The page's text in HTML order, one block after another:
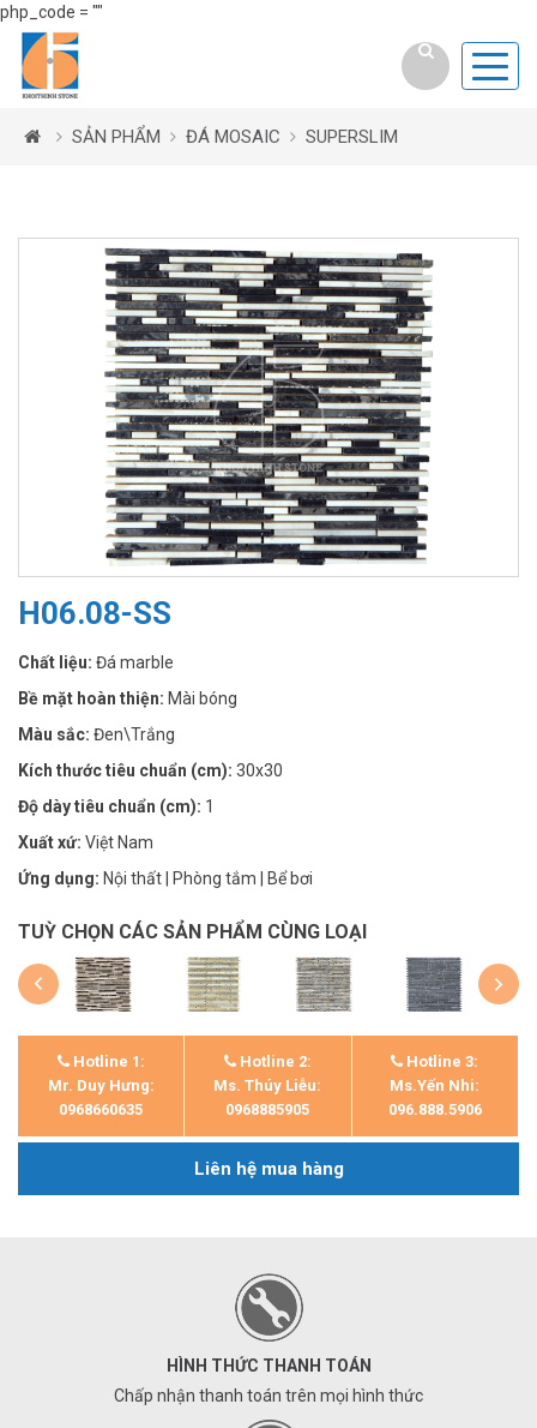
php_code = ""
SẢN PHẨM ĐÁ MOSAIC SUPERSLIM
H06.08-SS
Chất liệu: Đá marble
Bề mặt hoàn thiện: Mài bóng
Màu sắc: Đen\Trắng
Kích thước tiêu chuẩn (cm): 30x30
Độ dày tiêu chuẩn (cm): 1
Xuất xứ: Việt Nam
Ứng dụng: Nội thất | Phòng tắm | Bể bơi
TUỲ CHỌN CÁC SẢN PHẨM CÙNG LOẠI
Hotline 1:
Mr. Duy Hưng:
0968660635
Hotline 2:
Ms. Thúy Liễu:
0968885905
Hotline 3:
Ms.Yến Nhi:
096.888.5906
Liên hệ mua hàng
HÌNH THỨC THANH TOÁN
Chấp nhận thanh toán trên mọi hình thức